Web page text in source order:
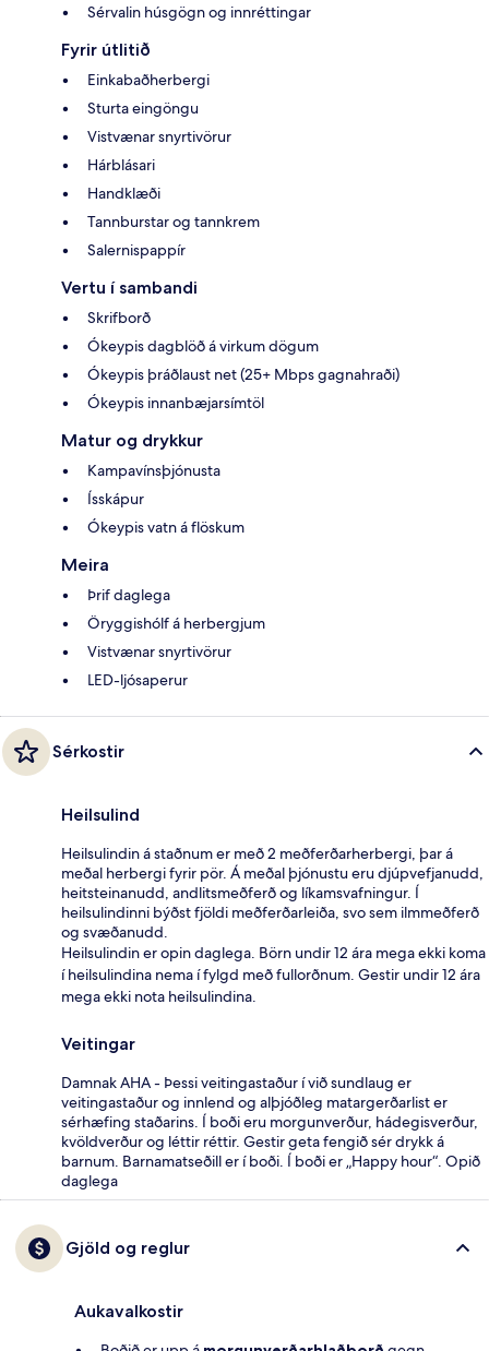
Sérvalin húsgögn og innréttingar
Fyrir útlitið
Einkabaðherbergi
Sturta eingöngu
Vistvænar snyrtivörur
Hárblásari
Handklæði
Tannburstar og tannkrem
Salernispappír
Vertu í sambandi
Skrifborð
Ókeypis dagblöð á virkum dögum
Ókeypis þráðlaust net (25+ Mbps gagnahraði)
Ókeypis innanbæjarsímtöl
Matur og drykkur
Kampavínsþjónusta
Ísskápur
Ókeypis vatn á flöskum
Meira
Þrif daglega
Öryggishólf á herbergjum
Vistvænar snyrtivörur
LED-ljósaperur
Sérkostir
Heilsulind
Heilsulindin á staðnum er með 2 meðferðarherbergi, þar á
meðal herbergi fyrir pör. Á meðal þjónustu eru djúpvefjanudd,
heitsteinanudd, andlitsmeðferð og líkamsvafningur. Í
heilsulindinni býðst fjöldi meðferðarleiða, svo sem ilmmeðferð
og svæðanudd.
Heilsulindin er opin daglega. Börn undir 12 ára mega ekki koma
í heilsulindina nema í fylgd með fullorðnum. Gestir undir 12 ára
mega ekki nota heilsulindina.
Veitingar
Damnak AHA - Þessi veitingastaður í við sundlaug er
veitingastaður og innlend og alþjóðleg matargerðarlist er
sérhæfing staðarins. Í boði eru morgunverður, hádegisverður,
kvöldverður og léttir réttir. Gestir geta fengið sér drykk á
barnum. Barnamatseðill er í boði. Í boði er „Happy hour“. Opið
daglega
Gjöld og reglur
Aukavalkostir